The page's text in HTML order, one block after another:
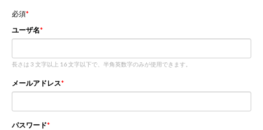
必須
ユーザ名
長さは 3 文字以上 16 文字以下で、半角英数字のみが使用できます。
メールアドレス
パスワード